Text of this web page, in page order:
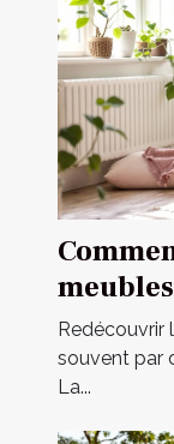
Redécouvrir
souvent par
La...